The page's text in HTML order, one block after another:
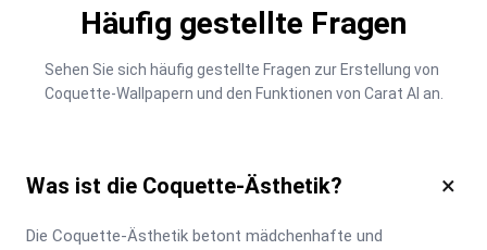
Häufig gestellte Fragen
Sehen Sie sich häufig gestellte Fragen zur Erstellung von
Coquette-Wallpapern und den Funktionen von Carat AI an.
Was ist die Coquette-Ästhetik? ×
Die Coquette-Ästhetik betont mädchenhafte und